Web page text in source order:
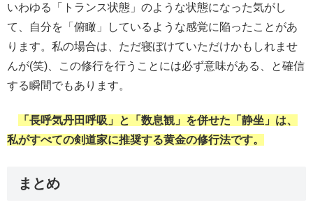
いわゆる「トランス状態」のような状態になった気がし
て、自分を「俯瞰」しているような感覚に陥ったことがあ
ります。私の場合は、ただ寝ぼけていただけかもしれませ
んが(笑)、この修行を行うことには必ず意味がある、と確信
する瞬間でもあります。
「長呼気丹田呼吸」と「数息観」を併せた「静坐」は、
私がすべての剣道家に推奨する黄金の修行法です。
まとめ